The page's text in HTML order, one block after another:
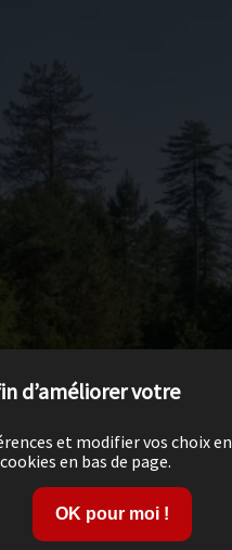
d’améliorer votre
et modifier vos choix en
en bas de page.
OK pour moi !